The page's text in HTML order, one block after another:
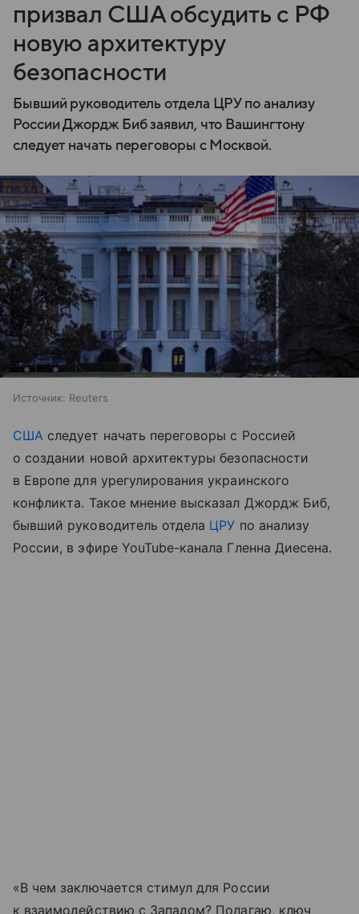
призвал США обсудить с РФ
новую архитектуру
безопасности
Бывший руководитель отдела ЦРУ по анализу
России Джордж Биб заявил, что Вашингтону
следует начать переговоры с Москвой.
Источник: Reuters
США следует начать переговоры с Россией
о создании новой архитектуры безопасности
в Европе для урегулирования украинского
конфликта. Такое мнение высказал Джордж Биб,
бывший руководитель отдела ЦРУ по анализу
России, в эфире YouTube-канала Гленна Диесена.
«В чем заключается стимул для России
к взаимодействию с Западом? Полагаю, ключ